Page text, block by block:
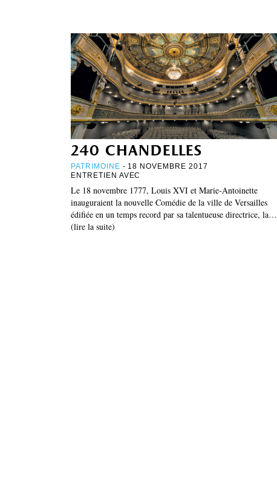
240 chandelles
PATRIMOINE - 18 NOVEMBRE 2017
ENTRETIEN AVEC
Le 18 novembre 1777, Louis XVI et Marie-Antoinette
inauguraient la nouvelle Comédie de la ville de Versailles
édifiée en un temps record par sa talentueuse directrice, la…
(lire la suite)